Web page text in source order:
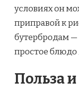
условиях он
приправой к
бутербродам —
простое
Польза